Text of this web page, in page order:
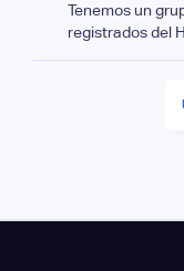
Tenemos un
registrados del